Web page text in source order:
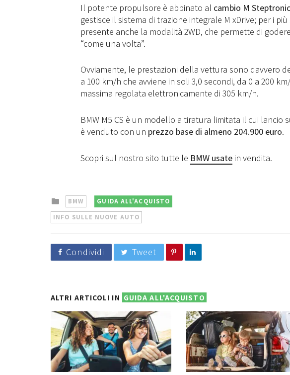
Il potente propulsore è abbinato al cambio M
gestisce il sistema di trazione integrale M xDrive; per i
presente anche la modalità 2WD, che permette di
“come una volta”.
Ovviamente, le prestazioni della vettura sono davvero
a 100 km/h che avviene in soli 3,0 secondi, da 0 a 200
massima regolata elettronicamente di 305 km/h.
BMW M5 CS è un modello a tiratura limitata il cui lancio
è venduto con un prezzo base di almeno 204.900 euro.
Scopri sul nostro sito tutte le BMW usate in vendita.
Posted
in
BMW
GUIDA ALL'ACQUISTO
INFO SULLE NUOVE AUTO
Condividi Tweet
ALTRI ARTICOLI IN GUIDA ALL'ACQUISTO